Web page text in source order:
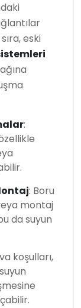
eski
:
: Boru
montaj
da suyun
koşulları,
suyun